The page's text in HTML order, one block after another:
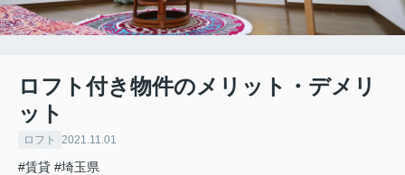
ロフト付き物件のメリット・デメリ
ット
ロフト 2021.11.01
#賃貸 #埼玉県